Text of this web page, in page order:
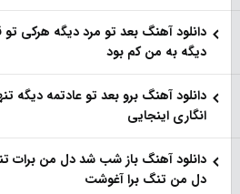
دانلود آهنگ بعد تو مرد دیگه هرکی
دیگه به من کم بود
دانلود آهنگ برو بعد تو عادتمه دیگه
انگاری اینجایی
دانلود آهنگ باز شب شد دل من برات
دل من تنگ برا آغوشت